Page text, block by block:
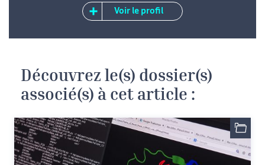
Voir le profil
Découvrez le(s) dossier(s)
associé(s) à cet article :